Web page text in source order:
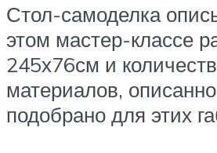
Стол-самоделка
этом мастер-классе
245х76см и
материалов,
подобрано для этих